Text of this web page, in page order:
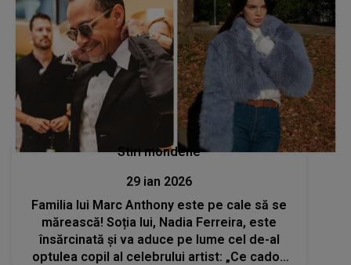
Stiri mondene
29 ian 2026
Familia lui Marc Anthony este pe cale să se
mărească! Soția lui, Nadia Ferreira, este
însărcinată și va aduce pe lume cel de-al
optulea copil al celebrului artist: „Ce cadou